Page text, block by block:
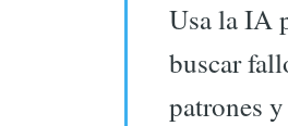
Usa la IA
buscar
patrones